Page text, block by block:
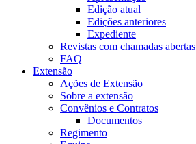
Edição atual
Edições anteriores
Expediente
Revistas com chamadas abertas
FAQ
Extensão
Ações de Extensão
Sobre a extensão
Convênios e Contratos
Documentos
Regimento